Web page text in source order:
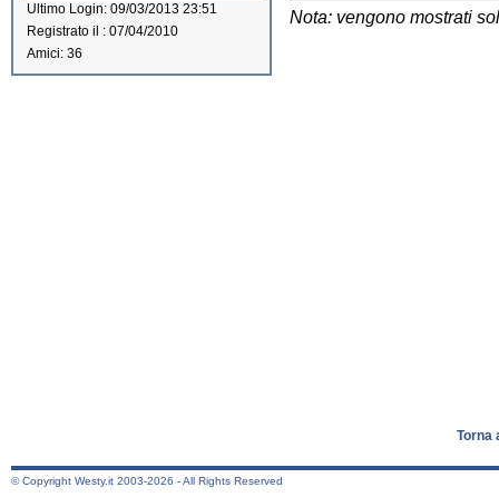
Ultimo Login: 09/03/2013 23:51
Registrato il : 07/04/2010
Amici: 36
Nota: vengono mostrati
Torna
© Copyright Westy.it 2003-2026 - All Rights Reserved